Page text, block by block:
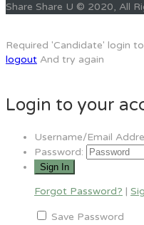
Share Share U © 2020, All
Required 'Candidate' login
logout And try again
Login to your
Username/Email
Password:
Forgot Password? |
Save Password